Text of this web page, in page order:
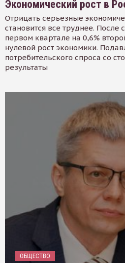
Экономический рост в
Отрицать серьезные
становится все труднее.
первом квартале на 0,6%
нулевой рост экономики.
потребительского спроса со
результаты
ОБЩЕСТВО